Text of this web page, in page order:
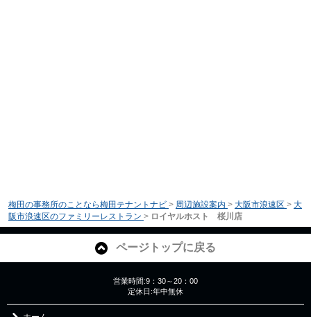
梅田の事務所のことなら梅田テナントナビ > 周辺施設案内 > 大阪市浪速区 > 大
阪市浪速区のファミリーレストラン > ロイヤルホスト 桜川店
ページトップに戻る
営業時間:9：30～20：00
定休日:年中無休